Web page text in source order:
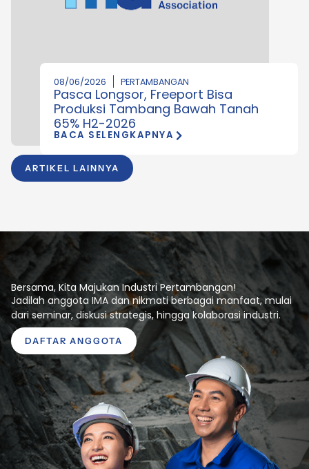
ARTIKEL LAINNYA
08/06/2026 PERTAMBANGAN
Pasca Longsor, Freeport Bisa
Produksi Tambang Bawah Tanah
65% H2-2026
BACA SELENGKAPNYA
Bersama, Kita Majukan Industri Pertambangan!
Jadilah anggota IMA dan nikmati berbagai manfaat, mulai
dari seminar, diskusi strategis, hingga kolaborasi industri.
DAFTAR ANGGOTA